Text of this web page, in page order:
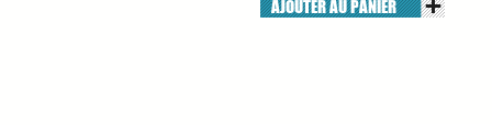
AJOUTER AU PANIER